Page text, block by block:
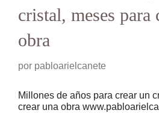
cristal, meses para
obra
por pabloarielcanete
Millones de años para crear un
crear una obra